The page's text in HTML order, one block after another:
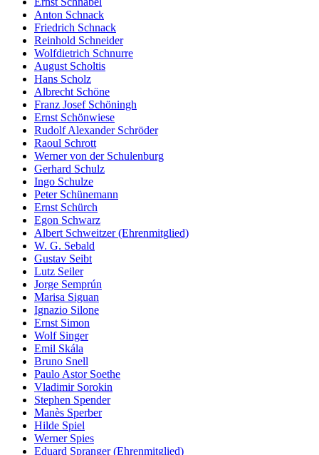
Anton Schnack
Friedrich Schnack
Reinhold Schneider
Wolfdietrich Schnurre
August Scholtis
Hans Scholz
Albrecht Schöne
Franz Josef Schöningh
Ernst Schönwiese
Rudolf Alexander Schröder
Raoul Schrott
Werner von der Schulenburg
Gerhard Schulz
Ingo Schulze
Peter Schünemann
Ernst Schürch
Egon Schwarz
Albert Schweitzer (Ehrenmitglied)
W. G. Sebald
Gustav Seibt
Lutz Seiler
Jorge Semprún
Marisa Siguan
Ignazio Silone
Ernst Simon
Wolf Singer
Emil Skála
Bruno Snell
Paulo Astor Soethe
Vladimir Sorokin
Stephen Spender
Manès Sperber
Hilde Spiel
Werner Spies
Eduard Spranger (Ehrenmitglied)